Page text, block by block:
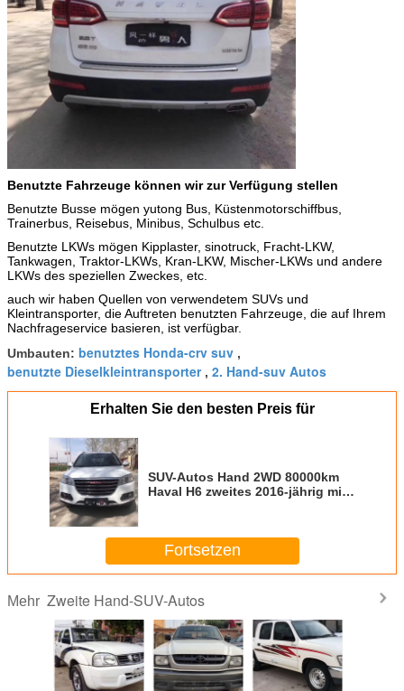
Benutzte Fahrzeuge können wir zur Verfügung stellen
Benutzte Busse mögen yutong Bus, Küstenmotorschiffbus,
Trainerbus, Reisebus, Minibus, Schulbus etc.
Benutzte LKWs mögen Kipplaster, sinotruck, Fracht-LKW,
Tankwagen, Traktor-LKWs, Kran-LKW, Mischer-LKWs und andere
LKWs des speziellen Zweckes, etc.
auch wir haben Quellen von verwendetem SUVs und
Kleintransporter, die Auftreten benutzten Fahrzeuge, die auf Ihrem
Nachfrageservice basieren, ist verfügbar.
Umbauten: benutztes Honda-crv suv ,
benutzte Dieselkleintransporter, 2. Hand-suv Autos
Erhalten Sie den besten Preis für
SUV-Autos Hand 2WD 80000km
Haval H6 zweites 2016-jährig mit
Fortsetzen
Mehr Zweite Hand-SUV-Autos